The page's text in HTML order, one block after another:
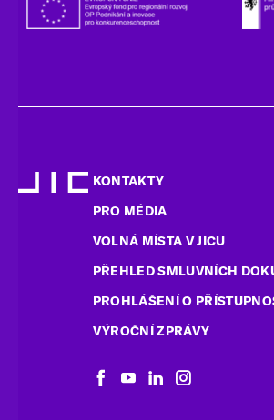
KONTAKTY
PRO MÉDIA
VOLNÁ MÍSTA V JICU
PŘEHLED SMLUVNÍCH
PROHLÁŠENÍ O
VÝROČNÍ ZPRÁVY